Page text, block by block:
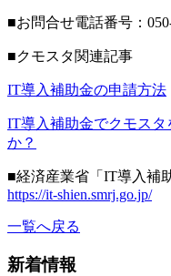
■お問合せ電話番号：
■クモスタ関連記事
IT導入補助金の申請方法
IT導入補助金でクモス
か？
■経済産業省「IT導入補
https://it-shien.smrj.go.jp/
一覧へ戻る
新着情報